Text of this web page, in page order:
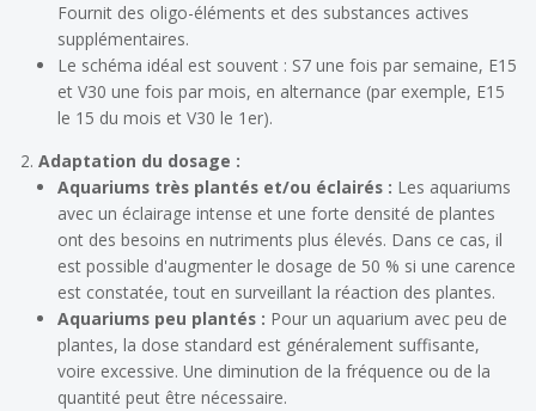
Fournit des oligo-éléments et des substances actives
supplémentaires.
Le schéma idéal est souvent : S7 une fois par semaine, E15
et V30 une fois par mois, en alternance (par exemple, E15
le 15 du mois et V30 le 1er).
Adaptation du dosage :
Aquariums très plantés et/ou éclairés : Les aquariums
avec un éclairage intense et une forte densité de plantes
ont des besoins en nutriments plus élevés. Dans ce cas, il
est possible d'augmenter le dosage de 50 % si une carence
est constatée, tout en surveillant la réaction des plantes.
Aquariums peu plantés : Pour un aquarium avec peu de
plantes, la dose standard est généralement suffisante,
voire excessive. Une diminution de la fréquence ou de la
quantité peut être nécessaire.